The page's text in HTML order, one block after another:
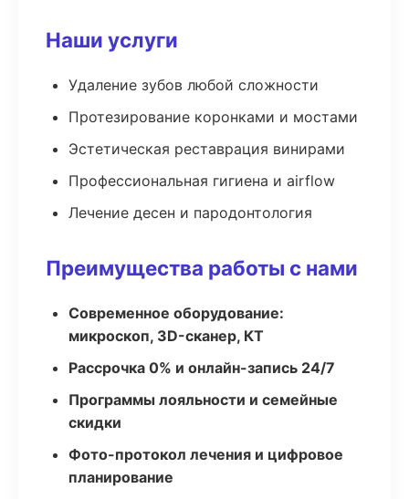
Наши услуги
Удаление зубов любой сложности
Протезирование коронками и мостами
Эстетическая реставрация винирами
Профессиональная гигиена и airflow
Лечение десен и пародонтология
Преимущества работы с нами
Современное оборудование:
микроскоп, 3D-сканер, КТ
Рассрочка 0% и онлайн-запись 24/7
Программы лояльности и семейные
скидки
Фото-протокол лечения и цифровое
планирование